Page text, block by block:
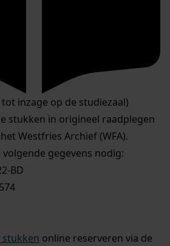
inzage op de studiezaal)
stukken in origineel raadplegen
Westfries Archief (WFA).
gegevens nodig:
BD
stukken online reserveren via de